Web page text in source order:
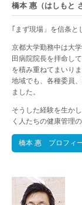
橋本 惠（はしもと
｢まず現場」を信条と
京都大学勤務中は大
田病院院長を拝命し
を積み重ねてまいりま
地域でも、各種委員
ました。
そうした経験を生か
く人たちの健康管理
橋本 惠 プロフィ